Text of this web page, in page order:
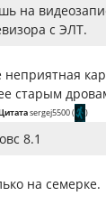
на
с ЭЛТ.
старым
sergej5500( )
8.1
на семерке.